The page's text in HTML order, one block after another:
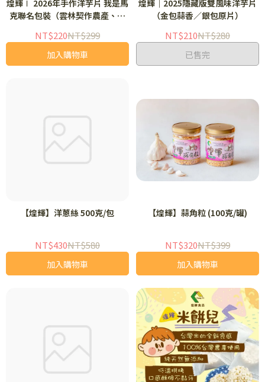
煌輝∣ 2026年手作洋芋片 我是馬
克聯名包裝（雲林契作農產、傳
供應）
NT$220NT$299
加入購物車
煌輝｜2025隱藏版雙風味洋芋片
（金包蒜香／銀包原片）
NT$210NT$280
已售完
【煌輝】洋蔥絲 500克/包
NT$430NT$580
加入購物車
【煌輝】蒜角粒 (100克/罐)
NT$320NT$399
加入購物車